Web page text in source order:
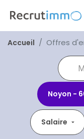
Accueil Offres
Noyon -
Salaire